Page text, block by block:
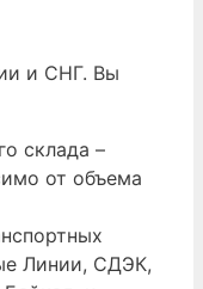
и СНГ. Вы
склада –
от объема
Линии, СДЭК,